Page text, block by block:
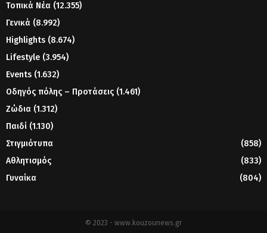
Τοπικά Νέα (12.355)
Γενικά (8.992)
Highlights (8.674)
Lifestyle (3.954)
Events (1.632)
Οδηγός πόλης – Προτάσεις (1.461)
Ζώδια (1.312)
Παιδί (1.130)
Στιγμιότυπα
(858)
Αθλητισμός
(833)
Γυναίκα
(804)
© 2023 - www.kouzounews.gr